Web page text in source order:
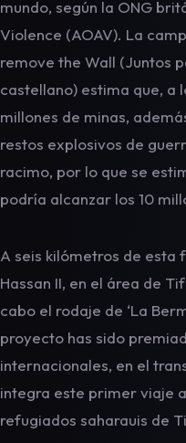
mundo, según la ONG
Violence (AOAV). La
remove the Wall (Juntos
castellano) estima que, a
millones de minas,
restos explosivos de
racimo, por lo que se
podría alcanzar los 10
A seis kilómetros de
Hassan II, en el área de
cabo el rodaje de ‘La
proyecto has sido
internacionales, en el
integra este primer viaje
refugiados saharauis de